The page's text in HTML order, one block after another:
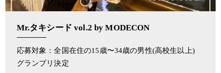
Mr.タキシード vol.2 by MODECON
応募対象：全国在住の15歳〜34歳の男性(高校生以上)
グランプリ決定